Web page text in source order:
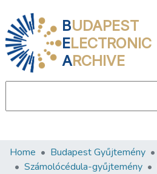
BUDAPEST
ELECTRONIC
ARCHIVE
Communities & Collections
Home Budapest Gyűjtemény
Számolócédula-gyűjtemény